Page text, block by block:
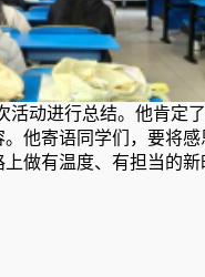
动进行总结。他肯定
他寄语同学们，要将
做有温度、有担当的新